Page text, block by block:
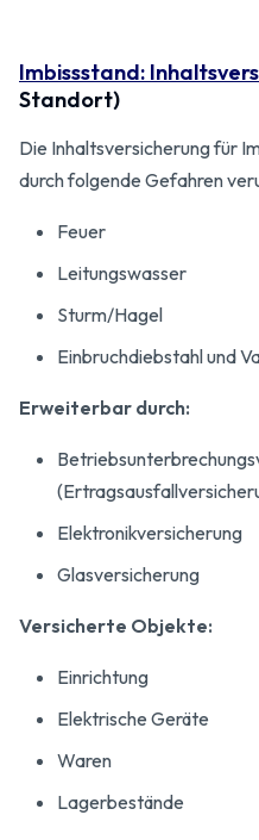
Imbissstand:
Standort)
Die Inhaltsversicherung für
durch folgende Gefahren
Feuer
Leitungswasser
Sturm/Hagel
Einbruchdiebstahl und
Erweiterbar durch:
Elektronikversicherung
Glasversicherung
Versicherte Objekte:
Einrichtung
Elektrische Geräte
Waren
Lagerbestände